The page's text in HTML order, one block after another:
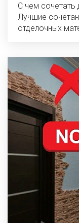
С чем сочетать
Лучшие
отделочных